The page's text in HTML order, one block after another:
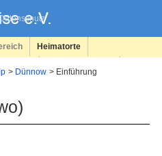
Datenschutz
Heimatorte
Dünnow Einführung